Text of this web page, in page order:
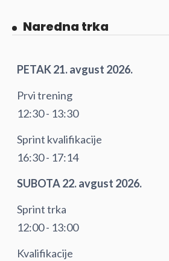
Naredna trka
PETAK 21. avgust 2026.
Prvi trening
12:30 - 13:30
Sprint kvalifikacije
16:30 - 17:14
SUBOTA 22. avgust 2026.
Sprint trka
12:00 - 13:00
Kvalifikacije